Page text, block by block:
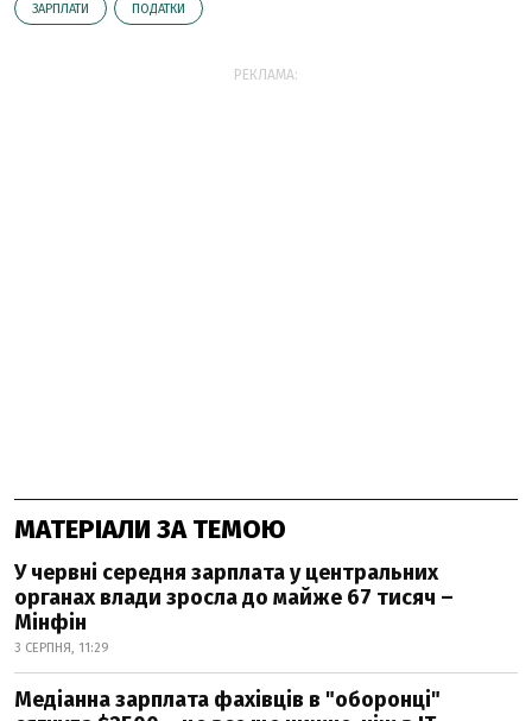
ЗАРПЛАТИ ПОДАТКИ
РЕКЛАМА:
МАТЕРІАЛИ ЗА ТЕМОЮ
У червні середня зарплата у центральних
органах влади зросла до майже 67 тисяч –
Мінфін
3 СЕРПНЯ, 11:29
Медіанна зарплата фахівців в "оборонці"